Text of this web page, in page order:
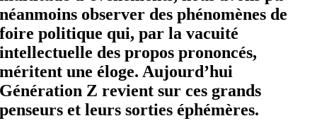
néanmoins observer des phénomènes de
foire politique qui, par la vacuité
intellectuelle des propos prononcés,
méritent une éloge. Aujourd’hui
Génération Z revient sur ces grands
penseurs et leurs sorties éphémères.